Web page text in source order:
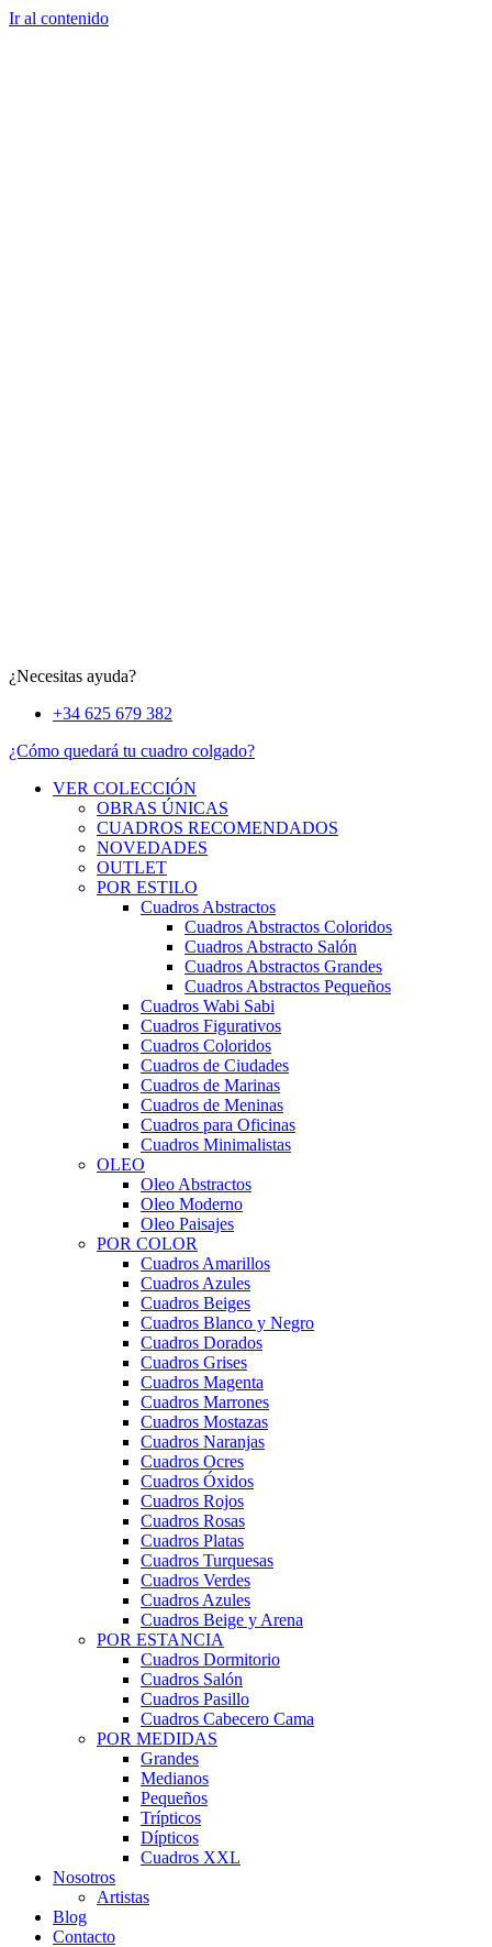
Ir al contenido
¿Necesitas ayuda?
+34 625 679 382
¿Cómo quedará tu cuadro colgado?
VER COLECCIÓN
OBRAS ÚNICAS
CUADROS RECOMENDADOS
NOVEDADES
OUTLET
POR ESTILO
Cuadros Abstractos
Cuadros Abstractos Coloridos
Cuadros Abstracto Salón
Cuadros Abstractos Grandes
Cuadros Abstractos Pequeños
Cuadros Wabi Sabi
Cuadros Figurativos
Cuadros Coloridos
Cuadros de Ciudades
Cuadros de Marinas
Cuadros de Meninas
Cuadros para Oficinas
Cuadros Minimalistas
OLEO
Oleo Abstractos
Oleo Moderno
Oleo Paisajes
POR COLOR
Cuadros Amarillos
Cuadros Azules
Cuadros Beiges
Cuadros Blanco y Negro
Cuadros Dorados
Cuadros Grises
Cuadros Magenta
Cuadros Marrones
Cuadros Mostazas
Cuadros Naranjas
Cuadros Ocres
Cuadros Óxidos
Cuadros Rojos
Cuadros Rosas
Cuadros Platas
Cuadros Turquesas
Cuadros Verdes
Cuadros Azules
Cuadros Beige y Arena
POR ESTANCIA
Cuadros Dormitorio
Cuadros Salón
Cuadros Pasillo
Cuadros Cabecero Cama
POR MEDIDAS
Grandes
Medianos
Pequeños
Trípticos
Dípticos
Cuadros XXL
Nosotros
Artistas
Blog
Contacto